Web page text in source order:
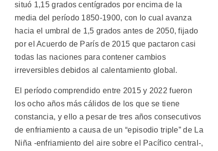
situó 1,15 grados centígrados por encima de la
media del período 1850-1900, con lo cual avanza
hacia el umbral de 1,5 grados antes de 2050, fijado
por el Acuerdo de París de 2015 que pactaron casi
todas las naciones para contener cambios
irreversibles debidos al calentamiento global.
El período comprendido entre 2015 y 2022 fueron
los ocho años más cálidos de los que se tiene
constancia, y ello a pesar de tres años consecutivos
de enfriamiento a causa de un “episodio triple” de La
Niña -enfriamiento del aire sobre el Pacífico central-,